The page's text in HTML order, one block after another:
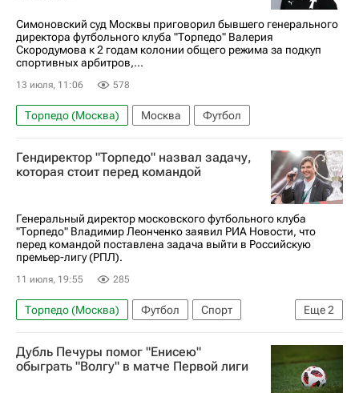
Симоновский суд Москвы приговорил бывшего генерального
директора футбольного клуба "Торпедо" Валерия
Скородумова к 2 годам колонии общего режима за подкуп
спортивных арбитров,...
13 июля, 11:06 578
Торпедо (Москва) Москва Футбол
Гендиректор "Торпедо" назвал задачу,
которая стоит перед командой
Генеральный директор московского футбольного клуба
"Торпедо" Владимир Леонченко заявил РИА Новости, что
перед командой поставлена задача выйти в Российскую
премьер-лигу (РПЛ).
11 июля, 19:55 285
Еще2
Торпедо (Москва) Футбол
Спорт
Владимир Леонченко
РПЛ 2026-2027 (Чемпионат России по футболу)
Дубль Печуры помог "Енисею"
обыграть "Волгу" в матче Первой лиги